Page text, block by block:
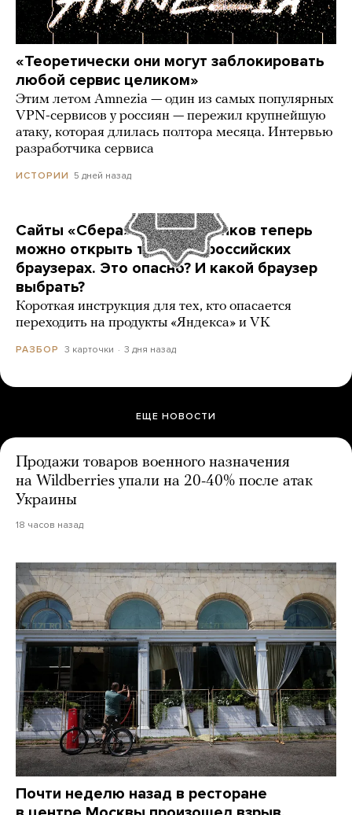
«Теоретически они могут заблокировать
любой сервис целиком»
Этим летом Amnezia — один из самых популярных
VPN-сервисов у россиян — пережил крупнейшую
атаку, которая длилась полтора месяца. Интервью
разработчика сервиса
ИСТОРИИ 5 дней назад
Сайты «Сбера» и других банков теперь
можно открыть только в российских
браузерах. Это опасно? И какой браузер
выбрать?
Короткая инструкция для тех, кто опасается
переходить на продукты «Яндекса» и VK
РАЗБОР 3 карточки 3 дня назад
ЕЩЕ НОВОСТИ
Продажи товаров военного назначения
на Wildberries упали на 20-40% после атак
Украины
18 часов назад
Почти неделю назад в ресторане